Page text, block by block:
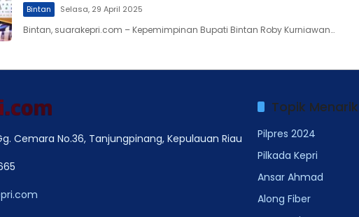
Bintan Selasa, 29 April 2025
Bintan, suarakepri.com – Kepemimpinan Bupati Bintan Roby Kurniawan…
Cemara No.36, Tanjungpinang, Kepulauan Riau
Topik Menarik
Pilpres 2024
Pilkada Kepri
Ansar Ahmad
Along Fiber